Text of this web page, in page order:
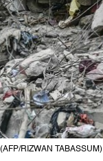
RIZWAN TABASSUM)